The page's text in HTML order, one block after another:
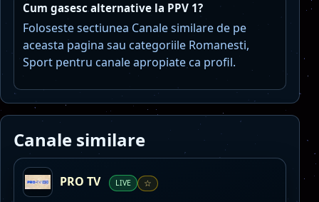
Cum gasesc alternative la PPV 1?
Foloseste sectiunea Canale similare de pe
aceasta pagina sau categoriile Romanesti,
Sport pentru canale apropiate ca profil.
Canale similare
PRO TV LIVE ☆